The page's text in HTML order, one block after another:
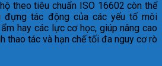
theo tiêu chuẩn ISO 16602 còn thể
đựng tác động của các yếu tố môi
hay các lực cơ học, giúp nâng cao
thao tác và hạn chế tối đa nguy cơ rò